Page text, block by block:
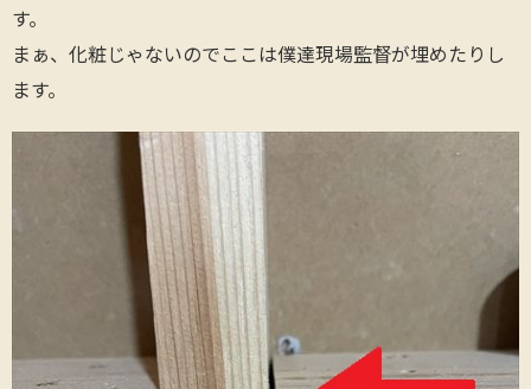
す。
まぁ、化粧じゃないのでここは僕達現場監督が埋めたりし
ます。